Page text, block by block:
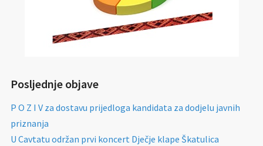
Posljednje objave
P O Z I V za dostavu prijedloga kandidata za dodjelu javnih
priznanja
U Cavtatu održan prvi koncert Dječje klape Škatulica